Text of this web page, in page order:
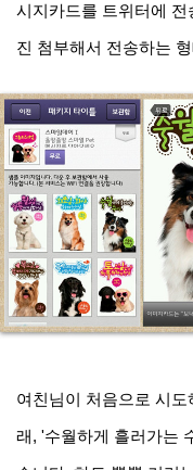
시지카드를 트위터에
진 첨부해서 전송하는
여친님이 처음으로 시
래, '수월하게 흘러가는